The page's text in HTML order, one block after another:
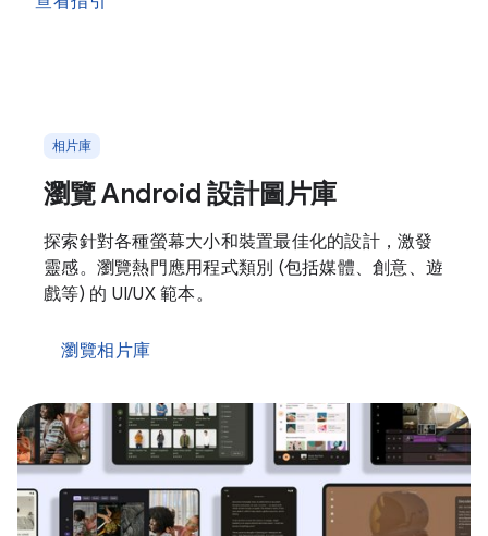
相片庫
瀏覽 Android 設計圖片庫
探索針對各種螢幕大小和裝置最佳化的設計，激發
靈感。瀏覽熱門應用程式類別 (包括媒體、創意、遊
戲等) 的 UI/UX 範本。
瀏覽相片庫